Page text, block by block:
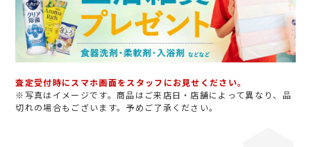
査定受付時にスマホ画面をスタッフにお見せください。
※写真はイメージです。商品はご来店日・店舗によって異なり、品
切れの場合もございます。予めご了承ください。